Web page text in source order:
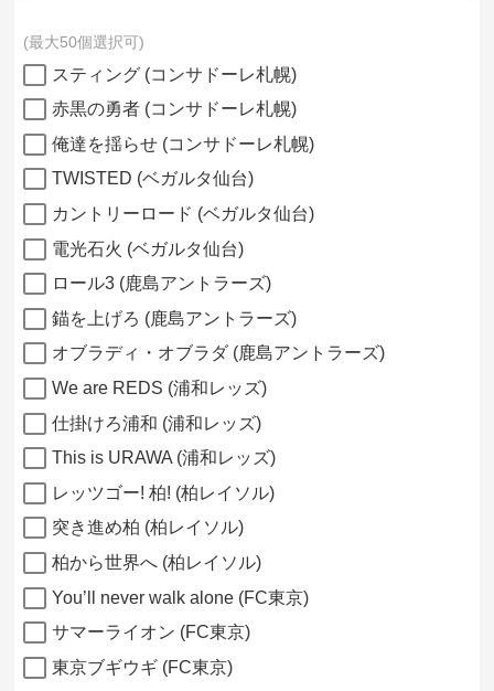
最大50個選択可
スティング (コンサドーレ札幌)
赤黒の勇者 (コンサドーレ札幌)
俺達を揺らせ (コンサドーレ札幌)
TWISTED (ベガルタ仙台)
カントリーロード (ベガルタ仙台)
電光石火 (ベガルタ仙台)
ロール3 (鹿島アントラーズ)
錨を上げろ (鹿島アントラーズ)
オブラディ・オブラダ (鹿島アントラーズ)
We are REDS (浦和レッズ)
仕掛けろ浦和 (浦和レッズ)
This is URAWA (浦和レッズ)
レッツゴー! 柏! (柏レイソル)
突き進め柏 (柏レイソル)
柏から世界へ (柏レイソル)
You’ll never walk alone (FC東京)
サマーライオン (FC東京)
東京ブギウギ (FC東京)